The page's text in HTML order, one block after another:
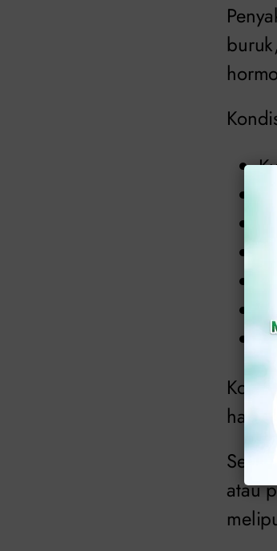
hal.
atau